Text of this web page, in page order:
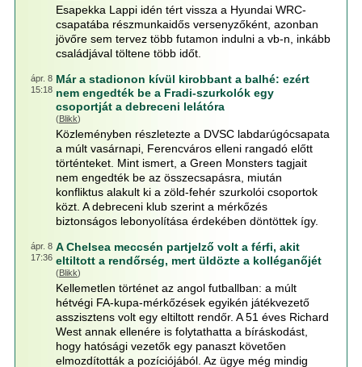
Esapekka Lappi idén tért vissza a Hyundai WRC-
csapatába részmunkaidős versenyzőként, azonban
jövőre sem tervez több futamon indulni a vb-n, inkább
családjával töltene több időt.
ápr. 8
15:18
Már a stadionon kívül kirobbant a balhé: ezért
nem engedték be a Fradi-szurkolók egy
csoportját a debreceni lelátóra
(Blikk)
Közleményben részletezte a DVSC labdarúgócsapata
a múlt vasárnapi, Ferencváros elleni rangadó előtt
történteket. Mint ismert, a Green Monsters tagjait
nem engedték be az összecsapásra, miután
konfliktus alakult ki a zöld-fehér szurkolói csoportok
közt. A debreceni klub szerint a mérkőzés
biztonságos lebonyolítása érdekében döntöttek így.
ápr. 8
17:36
A Chelsea meccsén partjelző volt a férfi, akit
eltiltott a rendőrség, mert üldözte a kolléganőjét
(Blikk)
Kellemetlen történet az angol futballban: a múlt
hétvégi FA-kupa-mérkőzések egyikén játékvezető
asszisztens volt egy eltiltott rendőr. A 51 éves Richard
West annak ellenére is folytathatta a bíráskodást,
hogy hatósági vezetők egy panaszt követően
elmozdították a pozíciójából. Az ügye még mindig